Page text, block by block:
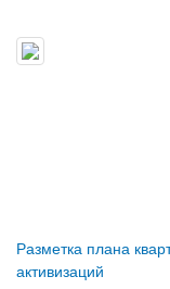
Разметка плана
активизаций